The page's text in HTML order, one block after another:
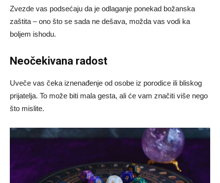
Zvezde vas podsećaju da je odlaganje ponekad božanska
zaštita – ono što se sada ne dešava, možda vas vodi ka
boljem ishodu.
Neočekivana radost
Uveče vas čeka iznenađenje od osobe iz porodice ili bliskog
prijatelja. To može biti mala gesta, ali će vam značiti više nego
što mislite.